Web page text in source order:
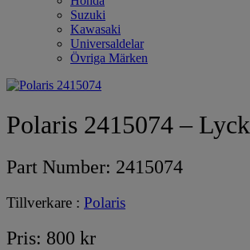
Suzuki
Kawasaki
Universaldelar
Övriga Märken
Polaris 2415074 –
Part Number: 2415074
Tillverkare : Polaris
Pris: 800 kr